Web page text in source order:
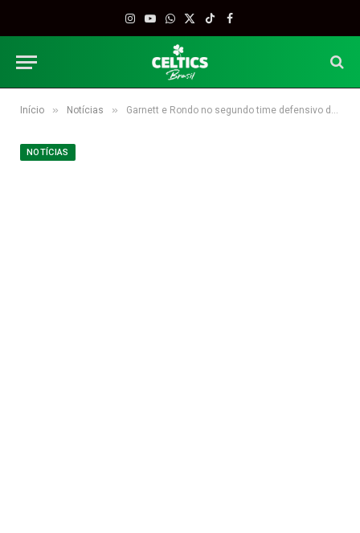
Instagram
YouTube
WhatsApp
X
TikTokFacebook
Início » Notícias » Garnett e Rondo no segundo time defensivo da NBA
NOTÍCIAS